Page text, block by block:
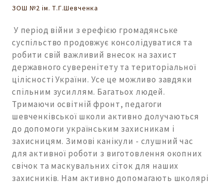
ЗОШ №2 ім. Т.Г.Шевченка
У період війни з ерефією громадянське
суспільство продовжує консолідуватися та
робити свій важливий внесок на захист
державного суверенітету та територіальної
цілісності України. Усе це можливо завдяки
спільним зусиллям. Багатьох людей.
Тримаючи освітній фронт, педагоги
шевченківської школи активно долучаються
до допомоги українським захисникам і
захисницям. Зимові канікули - слушний час
для активної роботи з виготовлення окопних
свічок та маскувальних сіток для наших
захисників. Нам активно допомагають школярі